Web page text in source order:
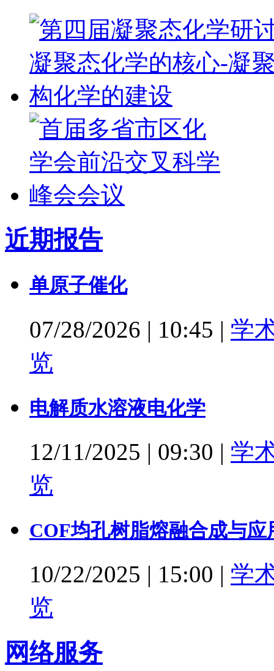
近期报告
单原子催化
07/28/2026 | 10:45 | 学
览
电解质水溶液电化学
12/11/2025 | 09:30 | 学
览
COF均孔树脂熔融合成与应
10/22/2025 | 15:00 | 学
览
网络服务